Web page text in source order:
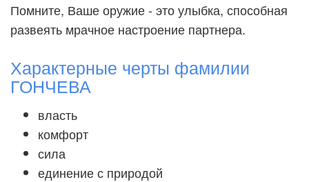
Помните, Ваше оружие - это улыбка, способная
развеять мрачное настроение партнера.
Характерные черты фамилии
ГОНЧЕВА
власть
комфорт
сила
единение с природой